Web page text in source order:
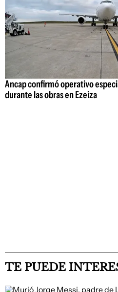
Ancap confirmó operativo
durante las obras en Ezeiza
TE PUEDE